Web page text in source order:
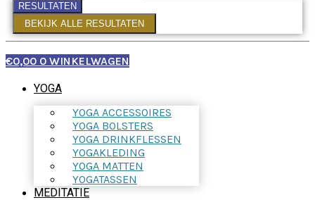
RESULTATEN
BEKIJK ALLE RESULTATEN
€0,00 0 WINKELWAGEN
YOGA
YOGA ACCESSOIRES
YOGA BOLSTERS
YOGA DRINKFLESSEN
YOGAKLEDING
YOGA MATTEN
YOGATASSEN
MEDITATIE